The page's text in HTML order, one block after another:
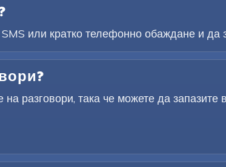
или кратко телефонно обаждане и да
разговори, така че можете да запазите